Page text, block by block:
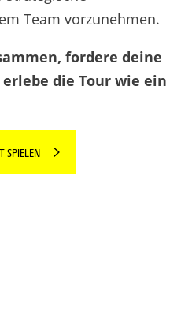
Team vorzunehmen.
fordere deine
die Tour wie ein
SPIELEN